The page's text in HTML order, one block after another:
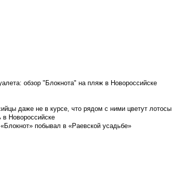
обзор "Блокнота" на пляж в Новороссийске
даже не в курсе, что рядом с ними цветут лотосы
в Новороссийске
побывал в «Раевской усадьбе»